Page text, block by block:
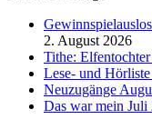
2. August 2026
Tithe:
Lese- und
Neuzugänge
Das war mein Juli